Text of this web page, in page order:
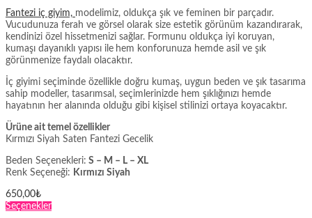
Fantezi iç giyim, modelimiz, oldukça şık ve feminen bir parçadır.
Vucudunuza ferah ve görsel olarak size estetik görünüm kazandırarak,
kendinizi özel hissetmenizi sağlar. Formunu oldukça iyi koruyan,
kumaşı dayanıklı yapısı ile hem konforunuza hemde asil ve şık
görünmenize faydalı olacaktır.
İç giyimi seçiminde özellikle doğru kumaş, uygun beden ve şık tasarıma
sahip modeller, tasarımsal, seçimlerinizde hem şıklığınızı hemde
hayatının her alanında olduğu gibi kişisel stilinizi ortaya koyacaktır.
Ürüne ait temel özellikler
Kırmızı Siyah Saten Fantezi Gecelik
Beden Seçenekleri: S – M – L – XL
Renk Seçeneği: Kırmızı Siyah
650,00₺
SeçeneklerBu